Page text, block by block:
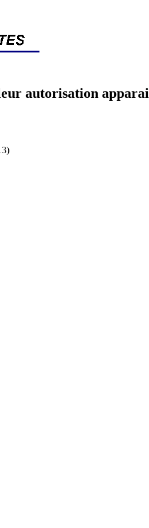
autorisation